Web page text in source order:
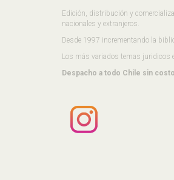
Edición, distribución y
nacionales y extranjeros.
Desde 1997 incrementando la
Los más variados temas juridicos
Despacho a todo Chile sin